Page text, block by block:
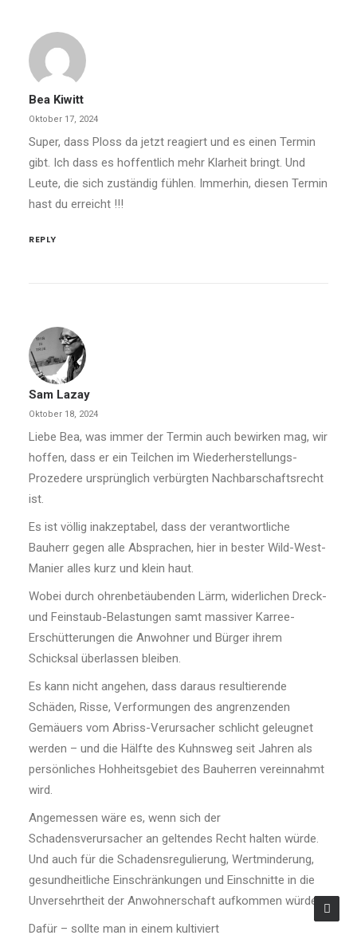
Bea Kiwitt
Oktober 17, 2024
Super, dass Ploss da jetzt reagiert und es einen Termin
gibt. Ich dass es hoffentlich mehr Klarheit bringt. Und
Leute, die sich zuständig fühlen. Immerhin, diesen Termin
hast du erreicht !!!
REPLY
Sam Lazay
Oktober 18, 2024
Liebe Bea, was immer der Termin auch bewirken mag, wir
hoffen, dass er ein Teilchen im Wiederherstellungs-
Prozedere ursprünglich verbürgten Nachbarschaftsrecht
ist.
Es ist völlig inakzeptabel, dass der verantwortliche
Bauherr gegen alle Absprachen, hier in bester Wild-West-
Manier alles kurz und klein haut.
Wobei durch ohrenbetäubenden Lärm, widerlichen Dreck-
und Feinstaub-Belastungen samt massiver Karree-
Erschütterungen die Anwohner und Bürger ihrem
Schicksal überlassen bleiben.
Es kann nicht angehen, dass daraus resultierende
Schäden, Risse, Verformungen des angrenzenden
Gemäuers vom Abriss-Verursacher schlicht geleugnet
werden – und die Hälfte des Kuhnsweg seit Jahren als
persönliches Hohheitsgebiet des Bauherren vereinnahmt
wird.
Angemessen wäre es, wenn sich der
Schadensverursacher an geltendes Recht halten würde.
Und auch für die Schadensregulierung, Wertminderung,
gesundheitliche Einschränkungen und Einschnitte in die
Unversehrtheit der Anwohnerschaft aufkommen würde.
Dafür – sollte man in einem kultiviert